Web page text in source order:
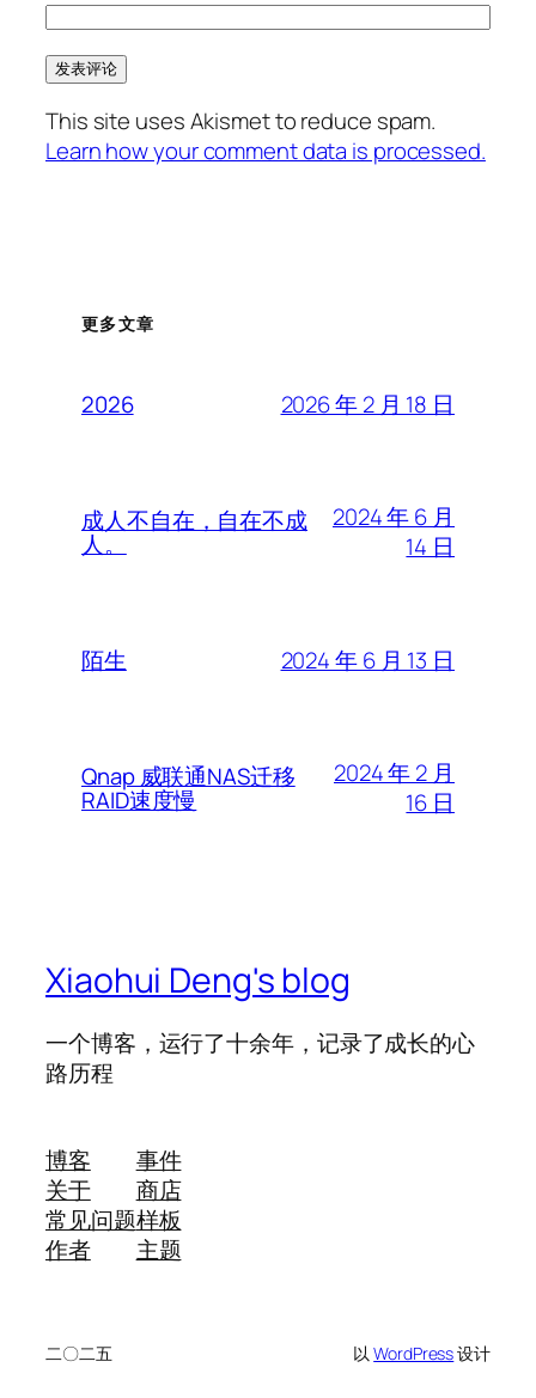
This site uses Akismet to reduce spam.
Learn how your comment data is processed.
更多文章
2026 2026 年 2 月 18 日
成人不自在，自在不成
人。
2024 年 6 月
14 日
陌生 2024 年 6 月 13 日
Qnap 威联通NAS迁移
RAID速度慢
2024 年 2 月
16 日
Xiaohui Deng's blog
一个博客，运行了十余年，记录了成长的心
路历程
博客
关于
常见问题
作者
事件
商店
样板
主题
二〇二五 以WordPress设计